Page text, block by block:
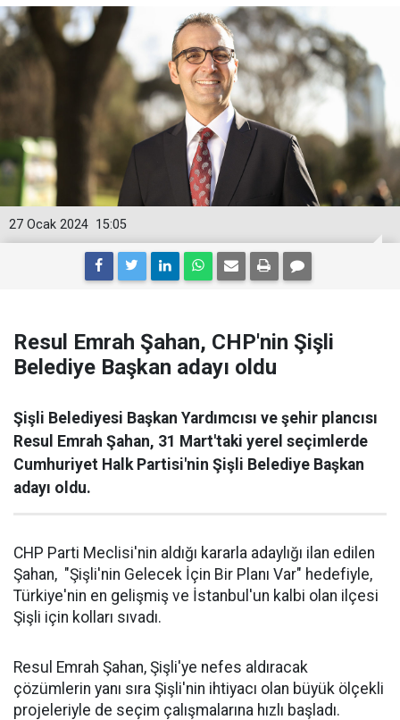
15:05
27 Ocak 2024
Resul Emrah Şahan, CHP'nin Şişli
Belediye Başkan adayı oldu
Şişli Belediyesi Başkan Yardımcısı ve şehir plancısı
Resul Emrah Şahan, 31 Mart'taki yerel seçimlerde
Cumhuriyet Halk Partisi'nin Şişli Belediye Başkan
adayı oldu.
CHP Parti Meclisi'nin aldığı kararla adaylığı ilan edilen
Şahan, "Şişli'nin Gelecek İçin Bir Planı Var" hedefiyle,
Türkiye'nin en gelişmiş ve İstanbul'un kalbi olan ilçesi
Şişli için kolları sıvadı.
Resul Emrah Şahan, Şişli'ye nefes aldıracak
çözümlerin yanı sıra Şişli'nin ihtiyacı olan büyük ölçekli
projeleriyle de seçim çalışmalarına hızlı başladı.